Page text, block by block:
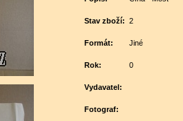
Stav zboží: 2
Formát: Jiné
Rok: 0
Vydavatel:
Fotograf: